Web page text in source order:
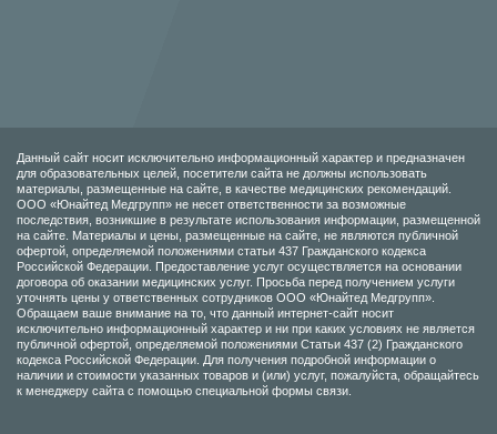
Данный сайт носит исключительно информационный характер и предназначен
для образовательных целей, посетители сайта не должны использовать
материалы, размещенные на сайте, в качестве медицинских рекомендаций.
ООО «Юнайтед Медгрупп» не несет ответственности за возможные
последствия, возникшие в результате использования информации, размещенной
на сайте. Материалы и цены, размещенные на сайте, не являются публичной
офертой, определяемой положениями статьи 437 Гражданского кодекса
Российской Федерации. Предоставление услуг осуществляется на основании
договора об оказании медицинских услуг. Просьба перед получением услуги
уточнять цены у ответственных сотрудников ООО «Юнайтед Медгрупп».
Обращаем ваше внимание на то, что данный интернет-сайт носит
исключительно информационный характер и ни при каких условиях не является
публичной офертой, определяемой положениями Статьи 437 (2) Гражданского
кодекса Российской Федерации. Для получения подробной информации о
наличии и стоимости указанных товаров и (или) услуг, пожалуйста, обращайтесь
к менеджеру сайта с помощью специальной формы связи.